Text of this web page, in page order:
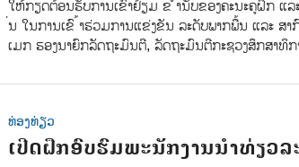
ໃຫ້ກຽດຕ້ອນຮັບການເຂົ້າຢ້ຽມ ຂ ໍ່ານັບຂອງຄະນະຄູຝຶກ ແ
ນ ໃນການເຂົ ້າຮ່ວມການແຂ່ງຂັນ ລະດັບພາກພື້ນ ແລະ ສ
ເມກ ຮອງນາຍົກລັດຖະມົນຕີ, ລັດຖະມົນຕີກະຊວງສຶກສາທິກ
ທ່ອງທ່ຽວ
ເປີດຝຶກອົບຮົມພະນັກງານນຳທ່ຽວລ